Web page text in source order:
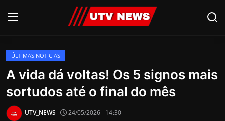
AO VIVO
PIRACICABA
CAMPINAS
ÚLTIMAS NOTICIAS
A vida dá voltas! Os 5 signos mais
sortudos até o final do mês
UTV_NEWS 24/05/2026 - 14:30